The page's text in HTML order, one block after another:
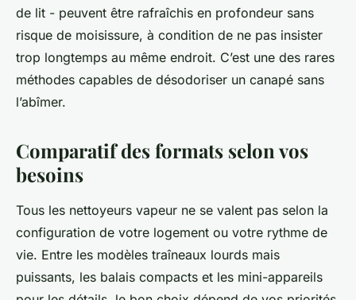
de lit - peuvent être rafraîchis en profondeur sans
risque de moisissure, à condition de ne pas insister
trop longtemps au même endroit. C’est une des rares
méthodes capables de désodoriser un canapé sans
l’abîmer.
Comparatif des formats selon vos
besoins
Tous les nettoyeurs vapeur ne se valent pas selon la
configuration de votre logement ou votre rythme de
vie. Entre les modèles traîneaux lourds mais
puissants, les balais compacts et les mini-appareils